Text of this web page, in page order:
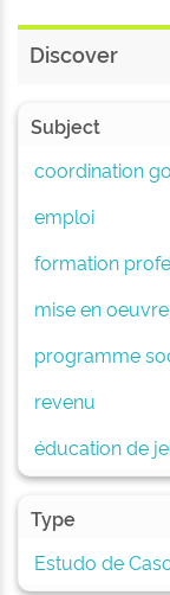
Discover
Subject
coordination
emploi
formation
mise en oeuvre
programme
revenu
éducation de
Type
Estudo de